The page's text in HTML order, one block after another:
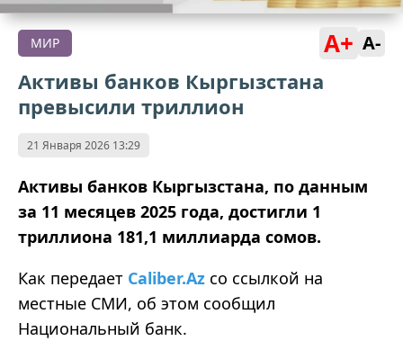
МИР A+ A-
Активы банков Кыргызстана
превысили триллион
21 Января 2026 13:29
Активы банков Кыргызстана, по данным
за 11 месяцев 2025 года, достигли 1
триллиона 181,1 миллиарда сомов.
Как передает Caliber.Az со ссылкой на
местные СМИ, об этом сообщил
Национальный банк.